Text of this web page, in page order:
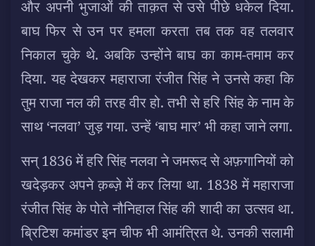
और अपनी भुजाओं की ताक़त से उसे पीछे धकेल दिया.
बाघ फिर से उन पर हमला करता तब तक वह तलवार
निकाल चुके थे. अबकि उन्होंने बाघ का काम-तमाम कर
दिया. यह देखकर महाराजा रंजीत सिंह ने उनसे कहा कि
तुम राजा नल की तरह वीर हो. तभी से हरि सिंह के नाम के
साथ ‘नलवा’ जुड़ गया. उन्हें ‘बाघ मार’ भी कहा जाने लगा.
सन् 1836 में हरि सिंह नलवा ने जमरूद से अफ़गानियों को
खदेड़कर अपने क़ब्ज़े में कर लिया था. 1838 में महाराजा
रंजीत सिंह के पोते नौनिहाल सिंह की शादी का उत्सव था.
ब्रिटिश कमांडर इन चीफ भी आमंत्रित थे. उनकी सलामी